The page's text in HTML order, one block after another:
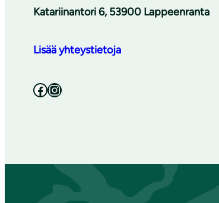
Katariinantori 6, 53900 Lappeenranta
Lisää yhteystietoja
Facebook Instagram